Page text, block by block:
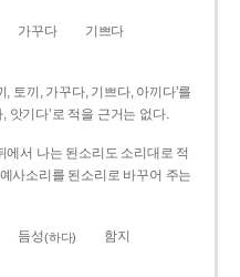
가꾸다
기쁘다
토끼, 가꾸다, 기쁘다, 아끼다’를
앗기다’로 적을 근거는 없다.
에서 나는 된소리도 소리대로 적
사소리를 된소리로 바꾸어 주는
듬성(하다)
함지